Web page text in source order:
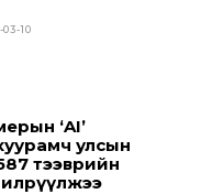
10
‘AI’
улсын
тээврийн